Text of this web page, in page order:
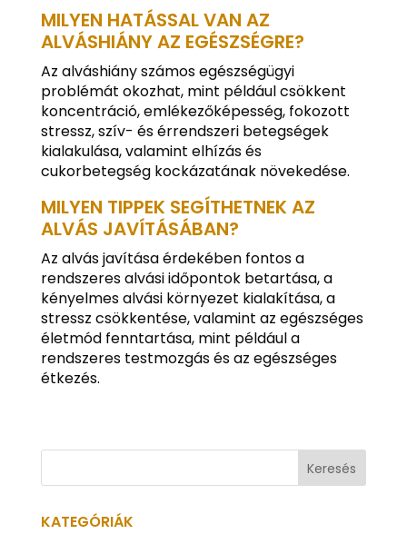
MILYEN HATÁSSAL VAN AZ
ALVÁSHIÁNY AZ EGÉSZSÉGRE?
Az alváshiány számos egészségügyi
problémát okozhat, mint például csökkent
koncentráció, emlékezőképesség, fokozott
stressz, szív- és érrendszeri betegségek
kialakulása, valamint elhízás és
cukorbetegség kockázatának növekedése.
MILYEN TIPPEK SEGÍTHETNEK AZ
ALVÁS JAVÍTÁSÁBAN?
Az alvás javítása érdekében fontos a
rendszeres alvási időpontok betartása, a
kényelmes alvási környezet kialakítása, a
stressz csökkentése, valamint az egészséges
életmód fenntartása, mint például a
rendszeres testmozgás és az egészséges
étkezés.
KATEGÓRIÁK